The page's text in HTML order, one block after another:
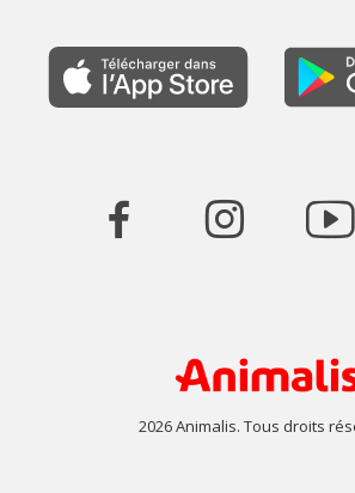
2026 Animalis. Tous droits